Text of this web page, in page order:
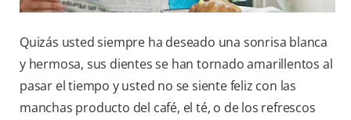
Quizás usted siempre ha deseado una sonrisa blanca
y hermosa, sus dientes se han tornado amarillentos al
pasar el tiempo y usted no se siente feliz con las
manchas producto del café, el té, o de los refrescos